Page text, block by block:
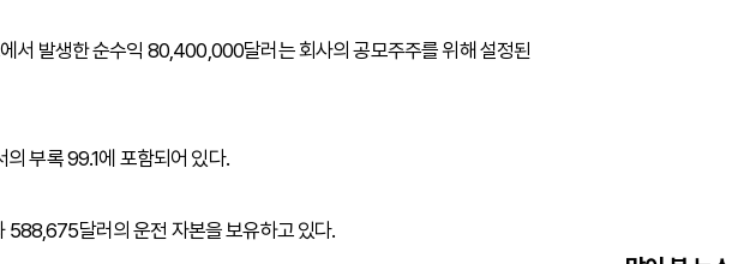
서 발생한 순수익 80,400,000달러는 회사의 공모주주를 위해 설정된
부록 99.1에 포함되어 있다.
달러의 운전 자본을 보유하고 있다.